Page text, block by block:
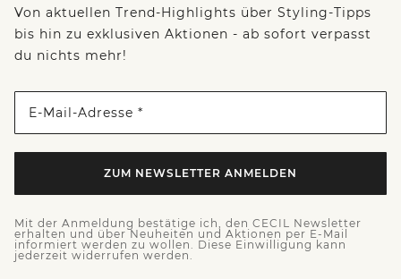
Von aktuellen Trend-Highlights über Styling-Tipps
bis hin zu exklusiven Aktionen - ab sofort verpasst
du nichts mehr!
E-Mail-Adresse *
ZUM NEWSLETTER ANMELDEN
Mit der Anmeldung bestätige ich, den CECIL Newsletter
erhalten und über Neuheiten und Aktionen per E-Mail
informiert werden zu wollen. Diese Einwilligung kann
jederzeit widerrufen werden.